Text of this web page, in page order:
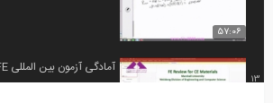
57:06
13
آمادگی آزمون بین المللی FE و PE قسمت...